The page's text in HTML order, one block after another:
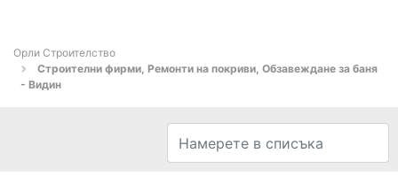
Орли Строителство
Строителни фирми, Ремонти на покриви, Обзавеждане за баня
- Видин